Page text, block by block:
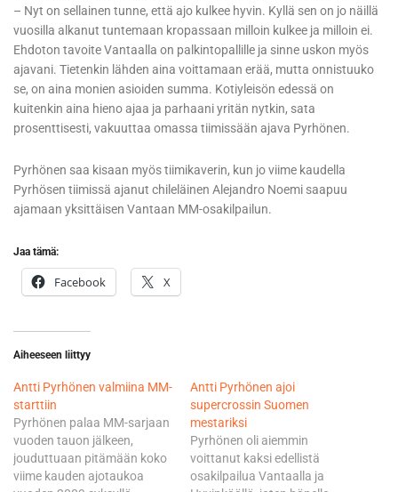
– Nyt on sellainen tunne, että ajo kulkee hyvin. Kyllä sen on jo näillä
vuosilla alkanut tuntemaan kropassaan milloin kulkee ja milloin ei.
Ehdoton tavoite Vantaalla on palkintopallille ja sinne uskon myös
ajavani. Tietenkin lähden aina voittamaan erää, mutta onnistuuko
se, on aina monien asioiden summa. Kotiyleisön edessä on
kuitenkin aina hieno ajaa ja parhaani yritän nytkin, sata
prosenttisesti, vakuuttaa omassa tiimissään ajava Pyrhönen.
Pyrhönen saa kisaan myös tiimikaverin, kun jo viime kaudella
Pyrhösen tiimissä ajanut chileläinen Alejandro Noemi saapuu
ajamaan yksittäisen Vantaan MM-osakilpailun.
Jaa tämä:
Facebook X
Aiheeseen liittyy
Antti Pyrhönen valmiina MM-
starttiin
Pyrhönen palaa MM-sarjaan
vuoden tauon jälkeen,
jouduttuaan pitämään koko
viime kauden ajotaukoa
Antti Pyrhönen ajoi
supercrossin Suomen
mestariksi
Pyrhönen oli aiemmin
voittanut kaksi edellistä
osakilpailua Vantaalla ja